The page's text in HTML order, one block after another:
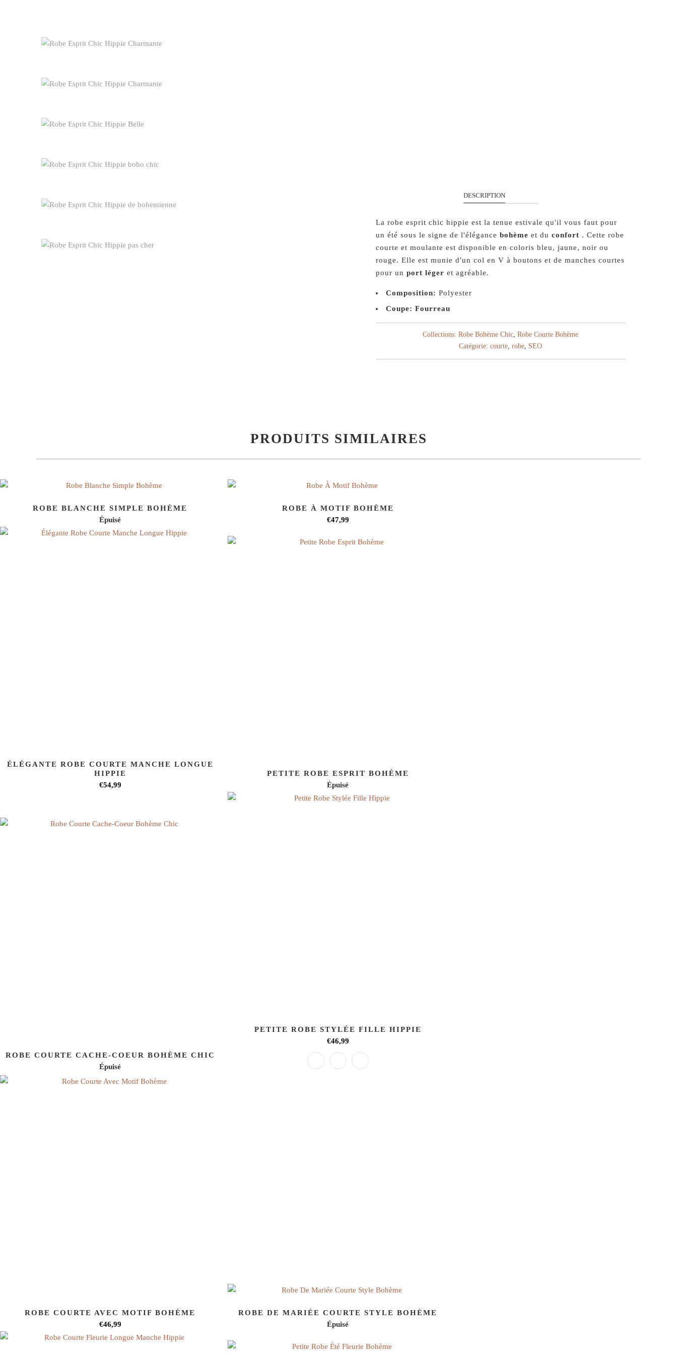
DESCRIPTION
La robe esprit chic hippie est la tenue estivale qu'il vous faut pour
un été sous le signe de l'élégance bohème et du confort . Cette robe
courte et moulante est disponible en coloris bleu, jaune, noir ou
rouge. Elle est munie d'un col en V à boutons et de manches courtes
pour un port léger et agréable.
Composition: Polyester
Coupe: Fourreau
Collections: Robe Bohème Chic,Robe Courte Bohème
Catégorie: courte, robe, SEO
PRODUITS SIMILAIRES
ROBE BLANCHE SIMPLE BOHÈME
Épuisé
ROBE À MOTIF BOHÈME
€47,99
ÉLÉGANTE ROBE COURTE MANCHE LONGUE
HIPPIE
€54,99
PETITE ROBE ESPRIT BOHÈME
Épuisé
ROBE COURTE CACHE-COEUR BOHÈME CHIC
Épuisé
PETITE ROBE STYLÉE FILLE HIPPIE
€46,99
ROBE COURTE AVEC MOTIF BOHÈME
€46,99
ROBE DE MARIÉE COURTE STYLE BOHÈME
Épuisé